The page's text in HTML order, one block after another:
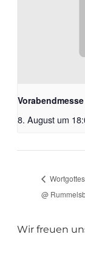
8. August um
@
Wir freuen